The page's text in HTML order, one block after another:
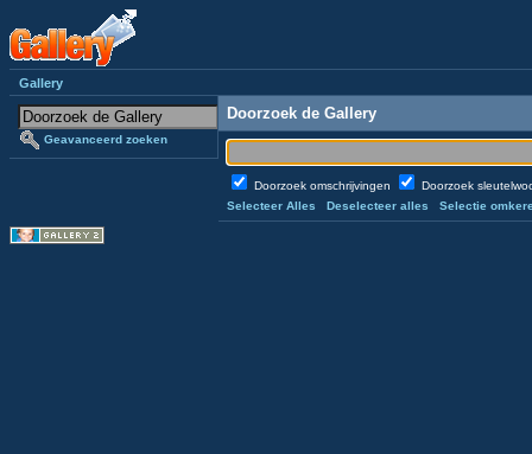
Gallery
Geavanceerd zoeken
Doorzoek de Gallery
Doorzoek omschrijvingen
Doorzoek
Selecteer Alles
Deselecteer alles Selectie